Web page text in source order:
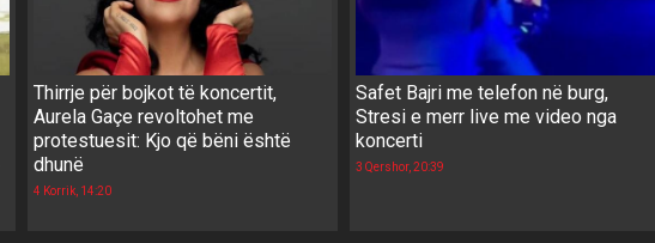
Thirrje për bojkot të koncertit,
Aurela Gaçe revoltohet me
protestuesit: Kjo që bëni është
dhunë
4 Korrik, 14:20
Safet Bajri me telefon në burg,
Stresi e merr live me video nga
koncerti
3 Qershor, 20:39